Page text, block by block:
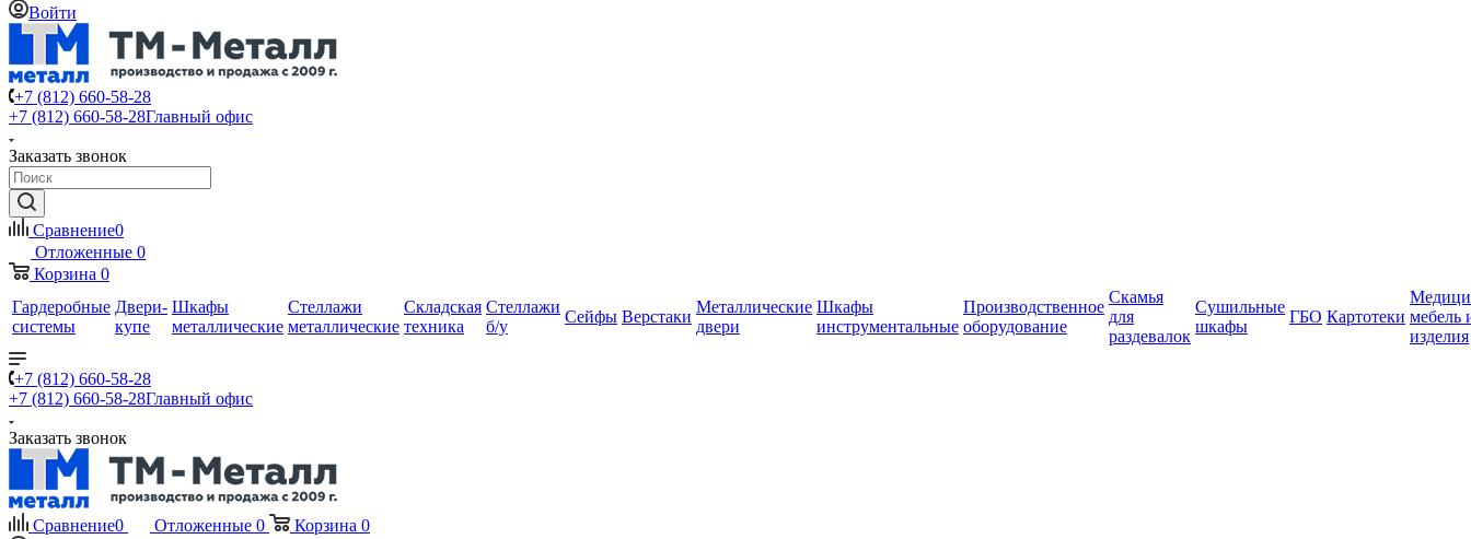
Войти
+7 (812) 660-58-28
+7 (812) 660-58-28Главный офис
Заказать звонок
Сравнение0
Отложенные 0
Корзина 0
Гардеробные
системы
Двери-
купе
Шкафы
металлические
Стеллажи
металлические
Складская
техника
Стеллажи
б/у
Сейфы Верстаки
Металлические
двери
Шкафы
инструментальные
Производственное
оборудование
Скамья
для
раздевалок
Сушильные
шкафы
ГБО Картотеки мебель
изделия
+7 (812) 660-58-28
+7 (812) 660-58-28Главный офис
Заказать звонок
Сравнение0 Отложенные 0 Корзина 0